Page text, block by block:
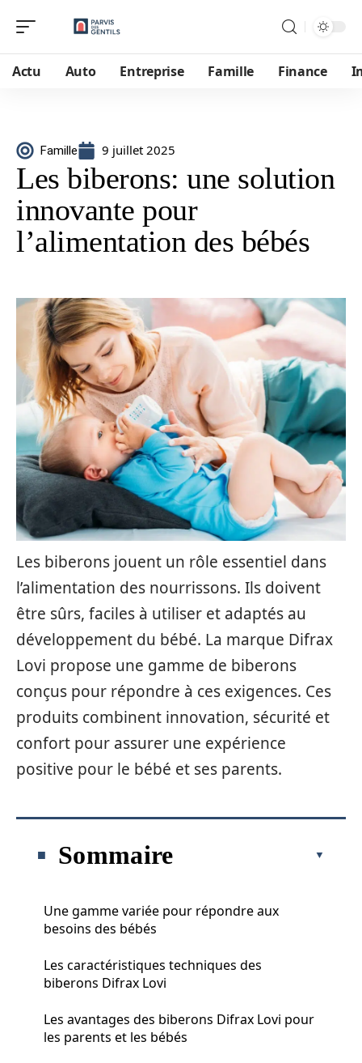
Actu Auto Entreprise Famille Finance
Famille 9 juillet 2025
Les biberons: une solution
innovante pour
l’alimentation des bébés
Les biberons jouent un rôle essentiel dans
l’alimentation des nourrissons. Ils doivent
être sûrs, faciles à utiliser et adaptés au
développement du bébé. La marque Difrax
Lovi propose une gamme de biberons
conçus pour répondre à ces exigences. Ces
produits combinent innovation, sécurité et
confort pour assurer une expérience
positive pour le bébé et ses parents.
Sommaire
Une gamme variée pour répondre aux
besoins des bébés
Les caractéristiques techniques des
biberons Difrax Lovi
Les avantages des biberons Difrax Lovi pour
les parents et les bébés